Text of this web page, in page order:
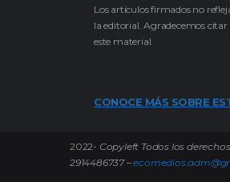
Los artículos firmados no
la editorial. Agradecemos
este material.
CONOCE MÁS SOBRE
2022- Copyleft Todos los
2914486737 –